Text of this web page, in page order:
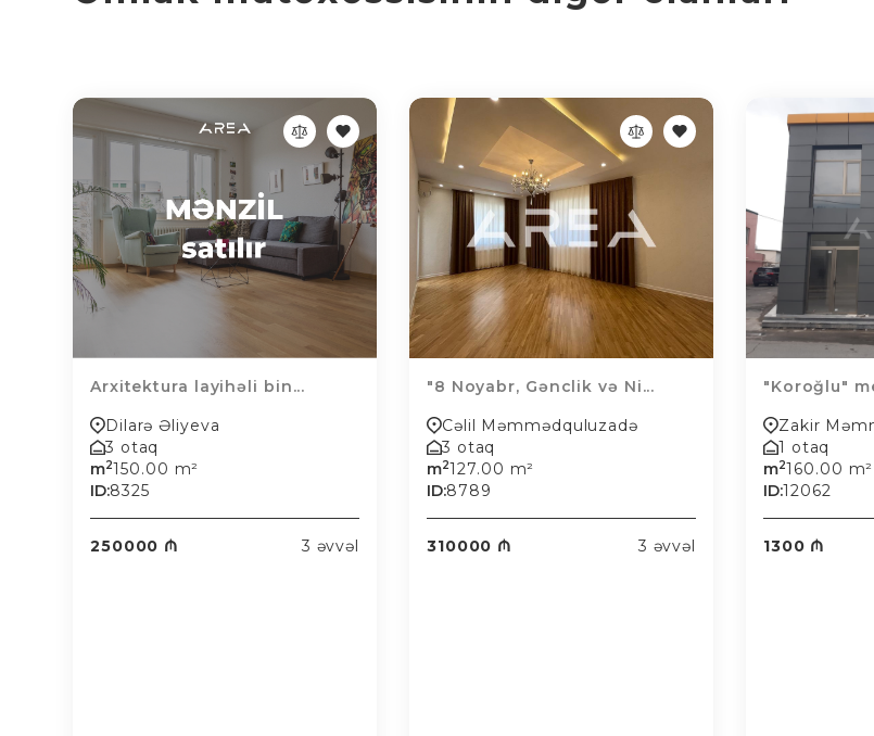
Arxitektura layihəli bin...
Dilarə Əliyeva
3 otaq
m2150.00 m²
ID:8325
250000 ₼ 3 əvvəl
"8 Noyabr, Gənclik və Ni...
Cəlil Məmmədquluzadə
3 otaq
m2127.00 m²
ID:8789
310000 ₼ 3 əvvəl
"Koroğlu"
Zakir
1 otaq
m2160.00 m²
ID:12062
1300 ₼